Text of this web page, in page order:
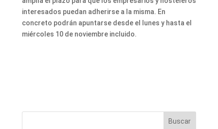
interesados puedan adherirse a la misma. En
concreto podrán apuntarse desde el lunes y hasta el
miércoles 10 de noviembre incluido.